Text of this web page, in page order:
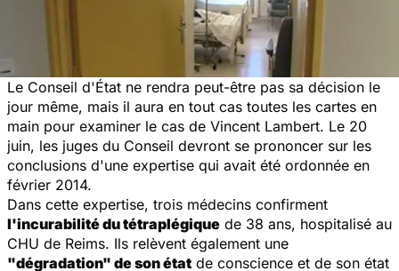
Le Conseil d'État ne rendra peut-être pas sa décision le
jour même, mais il aura en tout cas toutes les cartes en
main pour examiner le cas de Vincent Lambert. Le 20
juin, les juges du Conseil devront se prononcer sur les
conclusions d'une expertise qui avait été ordonnée en
février 2014.
Dans cette expertise, trois médecins confirment
l'incurabilité du tétraplégique de 38 ans, hospitalisé au
CHU de Reims. Ils relèvent également une
"dégradation" de son état de conscience et de son état